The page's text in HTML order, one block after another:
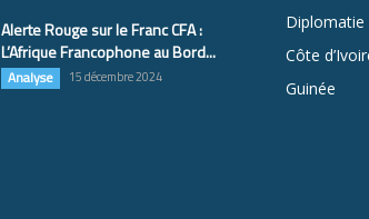
Alerte Rouge sur le Franc CFA :
L’Afrique Francophone au Bord...
Analyse 15 décembre 2024
Diplomatie
Côte
Guinée